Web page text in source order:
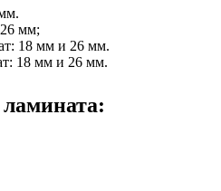
мм;
18 мм и 26 мм.
18 мм и 26 мм.